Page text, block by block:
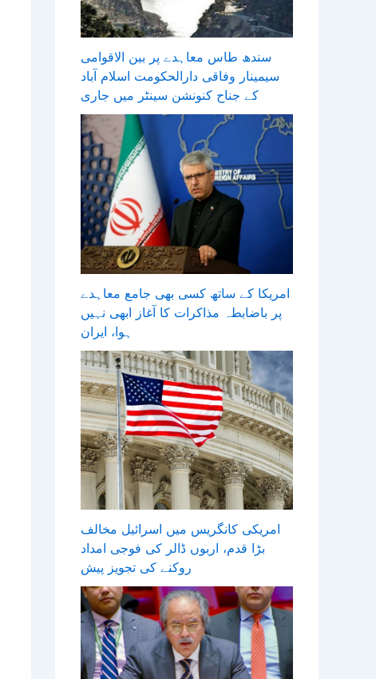
سندھ طاس معاہدے پر بین الاقوامی
سیمینار وفاقی دارالحکومت اسلام آباد
کے جناح کنونشن سینٹر میں جاری
امریکا کے ساتھ کسی بھی جامع معاہدے
پر باضابطہ مذاکرات کا آغاز ابھی نہیں
ہوا، ایران
امریکی کانگریس میں اسرائیل مخالف
بڑا قدم، اربوں ڈالر کی فوجی امداد
روکنے کی تجویز پیش